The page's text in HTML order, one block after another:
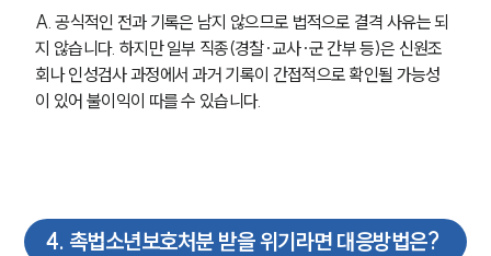
A. 공식적인 전과 기록은 남지 않으므로 법적으로 결격 사유는 되
지 않습니다. 하지만 일부 직종(경찰·교사·군 간부 등)은 신원조
회나 인성검사 과정에서 과거 기록이 간접적으로 확인될 가능성
이 있어 불이익이 따를 수 있습니다.
4. 촉법소년보호처분 받을 위기라면 대응방법은?